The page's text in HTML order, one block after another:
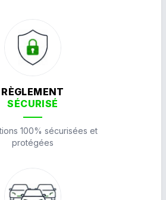
RÈGLEMENT
SÉCURISÉ
100% sécurisées et
protégées